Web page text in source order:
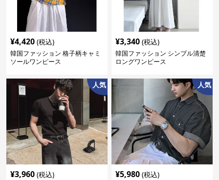
¥4,420 (税込)
韓国ファッション 格子柄キャミ
ソールワンピース
¥3,340 (税込)
韓国ファッション シンプル清楚
ロングワンピース
人気
¥3,960 (税込)
人気
¥5,980 (税込)